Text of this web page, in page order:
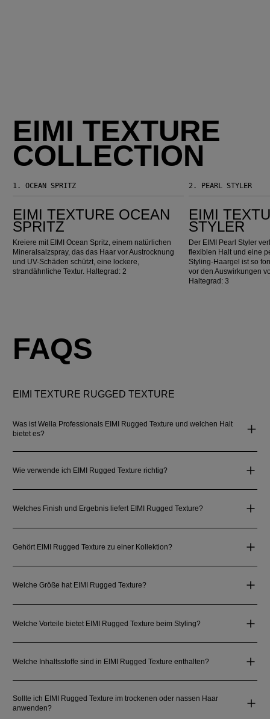
EIMI TEXTURE
COLLECTION
1.OCEAN SPRITZ
EIMI TEXTURE OCEAN
SPRITZ
Kreiere mit EIMI Ocean Spritz, einem natürlichen
Mineralsalzspray, das das Haar vor Austrocknung
und UV-Schäden schützt, eine lockere,
strandähnliche Textur. Haltegrad: 2
2. PEARL STYLER
EIMI
STYLER
Der EIMI Pearl Styler
flexiblen Halt und eine
Styling-Haargel ist so
vor den Auswirkungen
Haltegrad: 3
FAQS
EIMI TEXTURE RUGGED TEXTURE
Was ist Wella Professionals EIMI Rugged Texture und welchen Halt
bietet es?
Wie verwende ich EIMI Rugged Texture richtig?
Welches Finish und Ergebnis liefert EIMI Rugged Texture?
Gehört EIMI Rugged Texture zu einer Kollektion?
Welche Größe hat EIMI Rugged Texture?
Welche Vorteile bietet EIMI Rugged Texture beim Styling?
Welche Inhaltsstoffe sind in EIMI Rugged Texture enthalten?
Sollte ich EIMI Rugged Texture im trockenen oder nassen Haar
anwenden?